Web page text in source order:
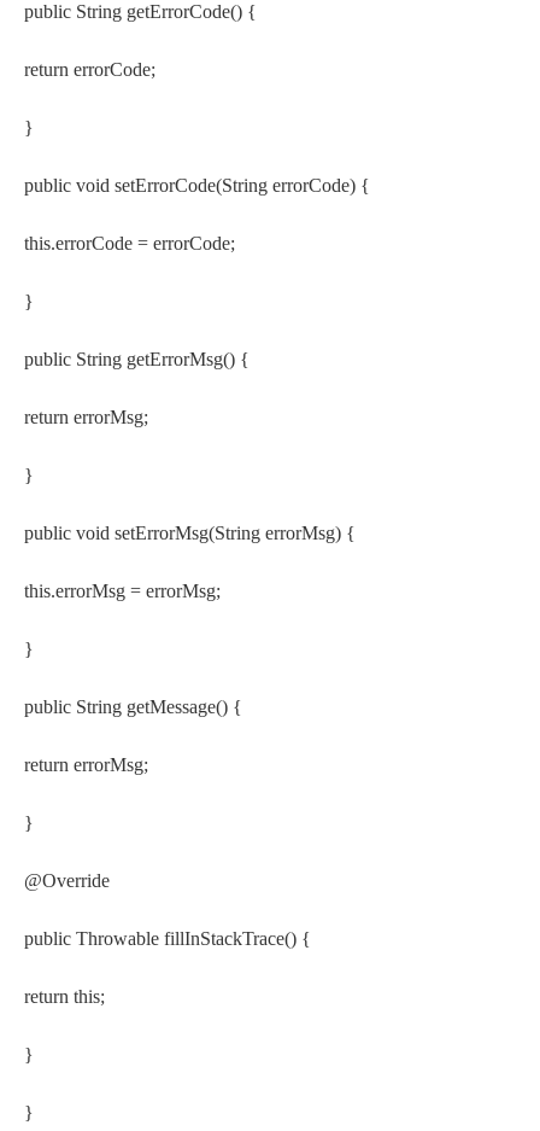
public String getErrorCode() {
return errorCode;
}
public void setErrorCode(String errorCode) {
this.errorCode = errorCode;
}
public String getErrorMsg() {
return errorMsg;
}
public void setErrorMsg(String errorMsg) {
this.errorMsg = errorMsg;
}
public String getMessage() {
return errorMsg;
}
@Override
public Throwable fillInStackTrace() {
return this;
}
}